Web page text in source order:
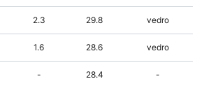
2.3 29.8 vedro
1.6 28.6 vedro
- 28.4 -